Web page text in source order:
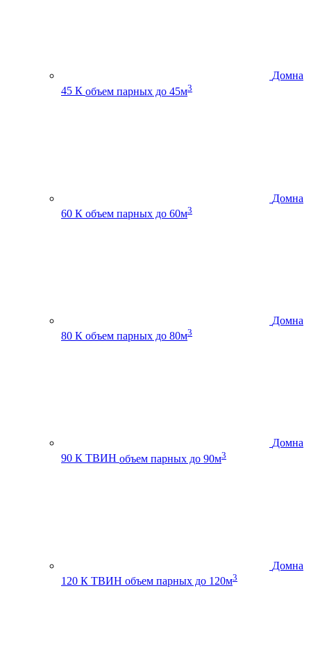
Домна
45 К объем парных до 45м3
Домна
60 К объем парных до 60м3
Домна
80 К объем парных до 80м3
Домна
90 К ТВИН объем парных до 90м3
Домна
120 К ТВИН объем парных до 120м3